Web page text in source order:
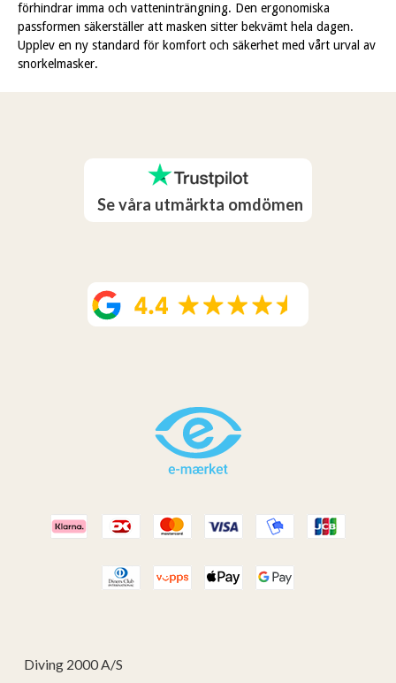
förhindrar imma och vatteninträngning. Den ergonomiska
passformen säkerställer att masken sitter bekvämt hela dagen.
Upplev en ny standard för komfort och säkerhet med vårt urval av
snorkelmasker.
Se våra utmärkta omdömen
Diving 2000 A/S